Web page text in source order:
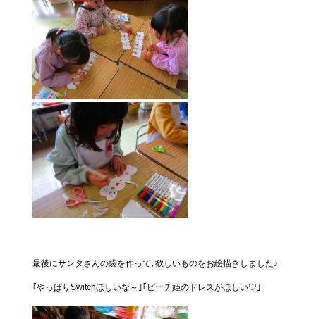
最後にサンタさんの袋を作って､欲しいものをお絵描きしました♪
｢やっぱりSwitchほしいな～｣｢ピーチ姫のドレスがほしい♡｣